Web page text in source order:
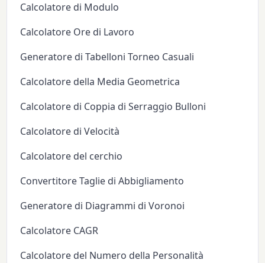
Calcolatore di Modulo
Calcolatore Ore di Lavoro
Generatore di Tabelloni Torneo Casuali
Calcolatore della Media Geometrica
Calcolatore di Coppia di Serraggio Bulloni
Calcolatore di Velocità
Calcolatore del cerchio
Convertitore Taglie di Abbigliamento
Generatore di Diagrammi di Voronoi
Calcolatore CAGR
Calcolatore del Numero della Personalità